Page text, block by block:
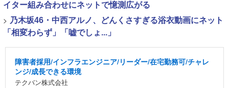
イター組み合わせにネットで憶測広がる
> 乃木坂46・中西アルノ、どんくさすぎる浴衣動画にネット
「相変わらず」「嘘でしょ...」
障害者採用/インフラエンジニア/リーダー/在宅勤務可/チャレ
ンジ/成長できる環境
テクバン株式会社